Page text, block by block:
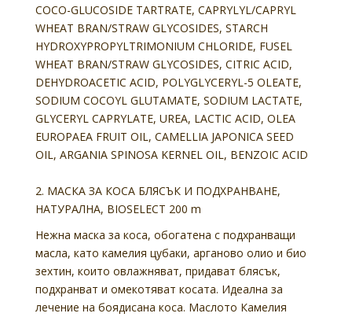
COCO-GLUCOSIDE TARTRATE, CAPRYLYL/CAPRYL
WHEAT BRAN/STRAW GLYCOSIDES, STARCH
HYDROXYPROPYLTRIMONIUM CHLORIDE, FUSEL
WHEAT BRAN/STRAW GLYCOSIDES, CITRIC ACID,
DEHYDROACETIC ACID, POLYGLYCERYL-5 OLEATE,
SODIUM COCOYL GLUTAMATE, SODIUM LACTATE,
GLYCERYL CAPRYLATE, UREA, LACTIC ACID, OLEA
EUROPAEA FRUIT OIL, CAMELLIA JAPONICA SEED
OIL, ARGANIA SPINOSA KERNEL OIL, BENZOIC ACID
2. МАСКА ЗА КОСА БЛЯСЪК И ПОДХРАНВАНЕ,
НАТУРАЛНА, BIOSELECT 200 m
Нежна маска за коса, обогатена с подхранващи
масла, като камелия цубаки, арганово олио и био
зехтин, които овлажняват, придават блясък,
подхранват и омекотяват косата. Идеална за
лечение на боядисана коса. Маслото Камелия